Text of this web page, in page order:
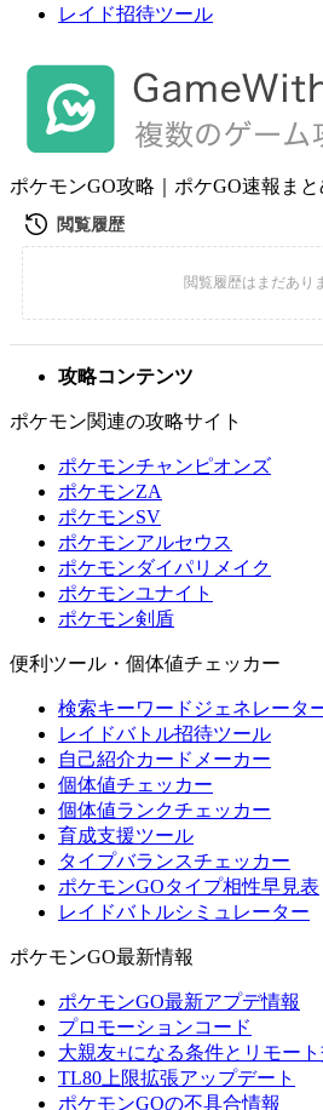
レイド招待ツール
ポケモンGO攻略｜ポケGO速報まと
攻略コンテンツ
ポケモン関連の攻略サイト
ポケモンチャンピオンズ
ポケモンZA
ポケモンSV
ポケモンアルセウス
ポケモンダイパリメイク
ポケモンユナイト
ポケモン剣盾
便利ツール・個体値チェッカー
検索キーワードジェネレータ
レイドバトル招待ツール
自己紹介カードメーカー
個体値チェッカー
個体値ランクチェッカー
育成支援ツール
タイプバランスチェッカー
ポケモンGOタイプ相性早見表
レイドバトルシミュレーター
ポケモンGO最新情報
ポケモンGO最新アプデ情報
プロモーションコード
大親友+になる条件とリモー
TL80上限拡張アップデート
ポケモンGOの不具合情報